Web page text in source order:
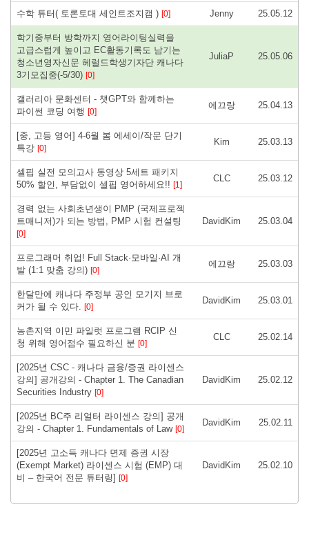
수학 튜터( 토론토대 세인트조지캠 ) [0] Jenny 25.05.12
학기중부터 방학까지 영어라이팅실력을
고급스럽게 높이고 EC활동기록도 남기는
청소년영자신문 헤럴드학생기자단 캐나다
3기모집중(-5/30) [0]
JuliaP 25.05.06
갤러리아 문화센터 - 챗GPT와 함께하는
파이썬 코딩 여행 [0]
에끄랑 25.04.13
[중, 고등 영어] 4-6월 봄 에세이/작문 단기
특강 [0]
Kim 25.03.13
셀핍 실전 모의고사 동영상 5세트 패키지
50% 할인, 부담없이 셀핍 영어하세요!! [1]
CLC 25.03.12
경력 없는 사회초년생이 PMP (국제프로젝
트매니저)가 되는 방법, PMP 시험 컨설팅
[0]
DavidKim 25.03.04
프로그래머 취업! Full Stack·모바일·AI 개
발 (1:1 맞춤 강의) [0]
에끄랑 25.03.03
한달만에 캐나다 주정부 공인 모기지 브로
커가 될 수 있다. [0]
DavidKim 25.03.01
농촌지역 이민 파일럿 프로그램 RCIP 신
청 위해 영어점수 필요하신 분 [0]
CLC 25.02.14
[2025년 CSC - 캐나다 금융/증권 라이센스
강의] 공개강의 - Chapter 1. The Canadian
Securities Industry [0]
DavidKim 25.02.12
[2025년 BC주 리얼터 라이센스 강의] 공개
강의 - Chapter 1. Fundamentals of Law [0]
DavidKim 25.02.11
[2025년 고소득 캐나다 면제 증권 시장
(Exempt Market) 라이센스 시험 (EMP) 대
비 – 한국어 전문 튜터링] [0]
DavidKim 25.02.10